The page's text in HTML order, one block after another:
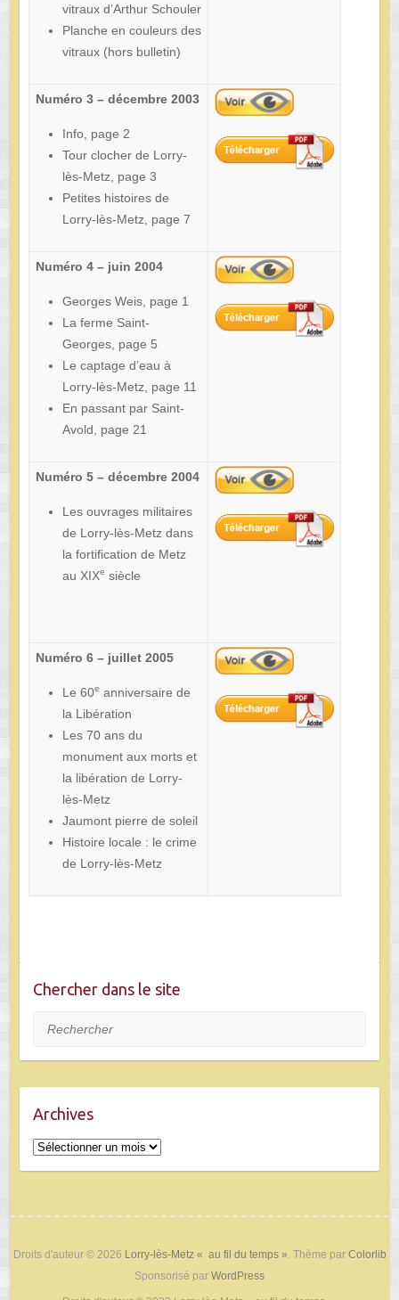
vitraux d’Arthur Schouler
Planche en couleurs des
vitraux (hors bulletin)
Numéro 3 – décembre 2003
Info, page 2
Tour clocher de Lorry-
lès-Metz, page 3
Petites histoires de
Lorry-lès-Metz, page 7
Numéro 4 – juin 2004
Georges Weis, page 1
La ferme Saint-
Georges, page 5
Le captage d’eau à
Lorry-lès-Metz, page 11
En passant par Saint-
Avold, page 21
Numéro 5 – décembre 2004
Les ouvrages militaires
de Lorry-lès-Metz dans
la fortification de Metz
au XIXe siècle
Numéro 6 – juillet 2005
Le 60e anniversaire de
la Libération
Les 70 ans du
monument aux morts et
la libération de Lorry-
lès-Metz
Jaumont pierre de soleil
Histoire locale : le crime
de Lorry-lès-Metz
Chercher dans le site
Rechercher
Archives
Archives
Droits d'auteur © 2026 Lorry-lès-Metz « au fil du temps » . Thème par Colorlib
Sponsorisé par WordPress